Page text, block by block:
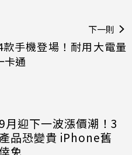
下一則
手機登場！耐用大電量
卡通
月迎下一波漲價潮！3
品恐變貴 iPhone舊
免